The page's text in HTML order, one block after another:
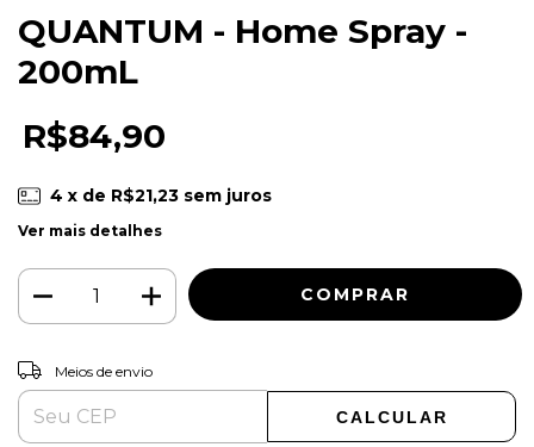
QUANTUM - Home Spray -
200mL
R$84,90
4 x de R$21,23 sem juros
Ver mais detalhes
Entregas para o CEP:
Meios de envio
CALCULAR